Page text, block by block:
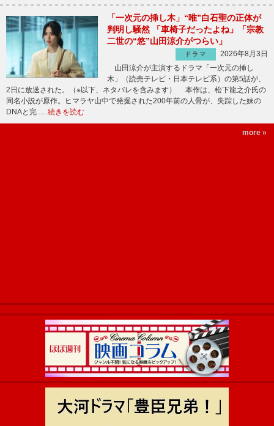
「一次元の挿し木」“唯”白石聖の正体が
判明し騒然 「車椅子だったよね」「宗教
二世の“悠”山田涼介がつらい」
ドラマ
2026年8月3日
山田涼介が主演するドラマ「一次元の挿し
木」（読売テレビ・日本テレビ系）の第5話が、
2日に放送された。（※以下、ネタバレを含みます） 本作は、松下龍之介氏の
同名小説が原作。ヒマラヤ山中で発掘された200年前の人骨が、失踪した妹の
DNAと完 … 続きを読む
more »